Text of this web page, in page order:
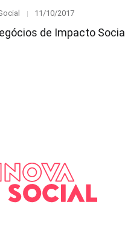
Posted
11/10/2017
de Impacto Social